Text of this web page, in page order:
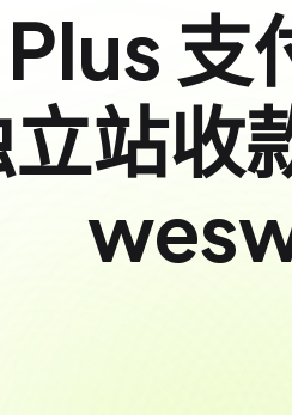
支
站收